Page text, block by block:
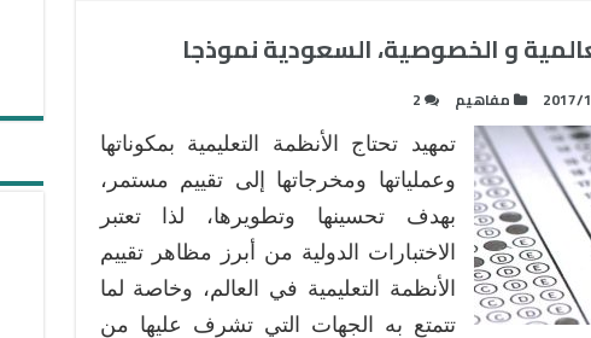
مقاييس
التقييم
(TIMSS
،
وغيرها
)
مغلقة
و الخصوصية، السعودية نموذجا
2017/ مفاهيم 2
تمهيد تحتاج الأنظمة التعليمية بمكوناتها
وعملياتها ومخرجاتها إلى تقييم مستمر،
بهدف تحسينها وتطويرها، لذا تعتبر
الاختبارات الدولية من أبرز مظاهر تقييم
الأنظمة التعليمية في العالم، وخاصة لما
تتمتع به الجهات التي تشرف عليها من